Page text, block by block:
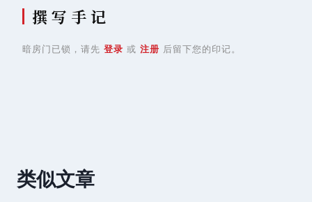
撰 写 手 记
暗房门已锁，请先 登录 或 注册 后留下您的印记。
类似文章